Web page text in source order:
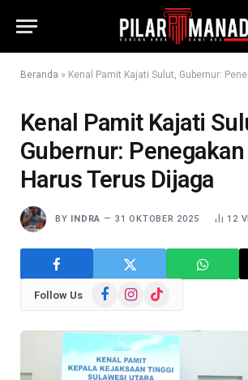
Beranda » Kenal Pamit Kajati Sulut, Gubernur: Penegakan
Kenal Pamit Kajati
Gubernur:
Harus Terus Dijaga
BY INDRA 31 OKTOBER 2025 12
Follow Us FacebookInstagram
TikTok